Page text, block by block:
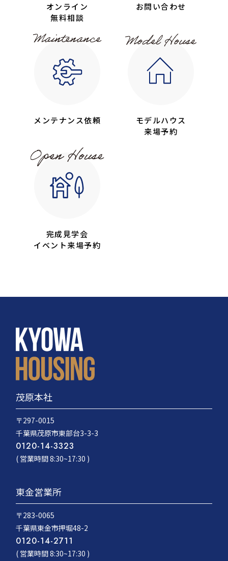
オンライン
無料相談
お問い合わせ
メンテナンス依頼
モデルハウス
来場予約
完成見学会
イベント来場予約
茂原本社
〒297-0015
千葉県茂原市東部台3-3-3
0120-14-3323
( 営業時間 8:30~17:30 )
東金営業所
〒283-0065
千葉県東金市押堀48-2
0120-14-2711
( 営業時間 8:30~17:30 )